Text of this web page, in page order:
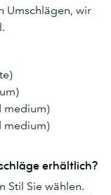
Umschlägen, wir
medium)
medium)
erhältlich?
Stil Sie wählen.